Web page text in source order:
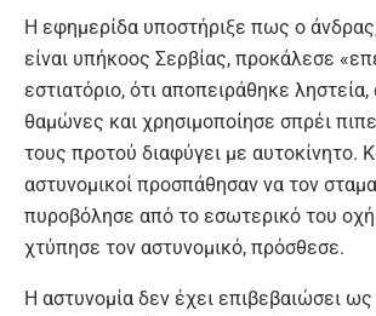
Η εφημερίδα υποστήριξε πως ο
είναι υπήκοος Σερβίας, προκάλεσε
εστιατόριο, ότι αποπειράθηκε
θαμώνες και χρησιμοποίησε σπρέι
τους προτού διαφύγει με αυτοκίνητο.
αστυνομικοί προσπάθησαν να τον
πυροβόλησε από το εσωτερικό του
χτύπησε τον αστυνομικό, πρόσθεσε.
Η αστυνομία δεν έχει επιβεβαιώσει